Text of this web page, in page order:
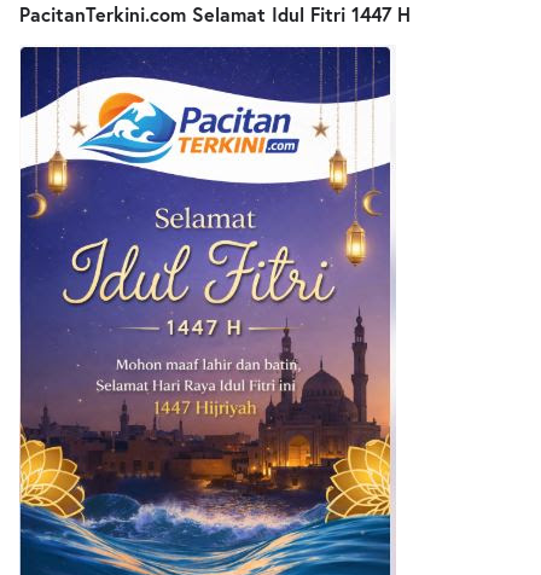
PacitanTerkini.com Selamat Idul Fitri 1447 H